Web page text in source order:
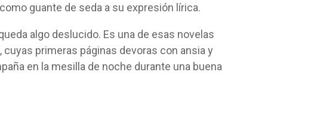
guante de seda a su expresión lírica.
algo deslucido. Es una de esas novelas
primeras páginas devoras con ansia y
en la mesilla de noche durante una buena